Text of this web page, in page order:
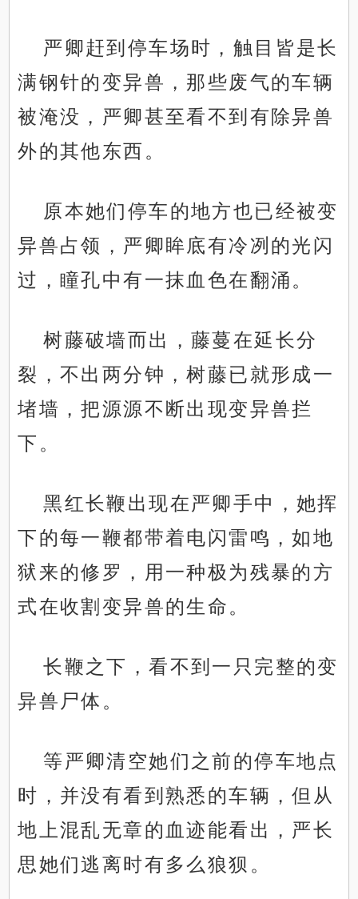
严卿赶到停车场时，触目皆是长
满钢针的变异兽，那些废气的车辆
被淹没，严卿甚至看不到有除异兽
外的其他东西。
原本她们停车的地方也已经被变
异兽占领，严卿眸底有冷冽的光闪
过，瞳孔中有一抹血色在翻涌。
树藤破墙而出，藤蔓在延长分
裂，不出两分钟，树藤已就形成一
堵墙，把源源不断出现变异兽拦
下。
黑红长鞭出现在严卿手中，她挥
下的每一鞭都带着电闪雷鸣，如地
狱来的修罗，用一种极为残暴的方
式在收割变异兽的生命。
长鞭之下，看不到一只完整的变
异兽尸体。
等严卿清空她们之前的停车地点
时，并没有看到熟悉的车辆，但从
地上混乱无章的血迹能看出，严长
思她们逃离时有多么狼狈。